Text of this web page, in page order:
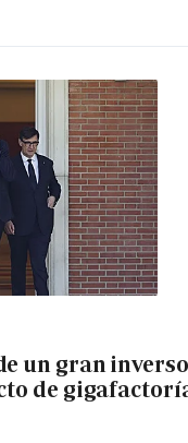
un gran
de